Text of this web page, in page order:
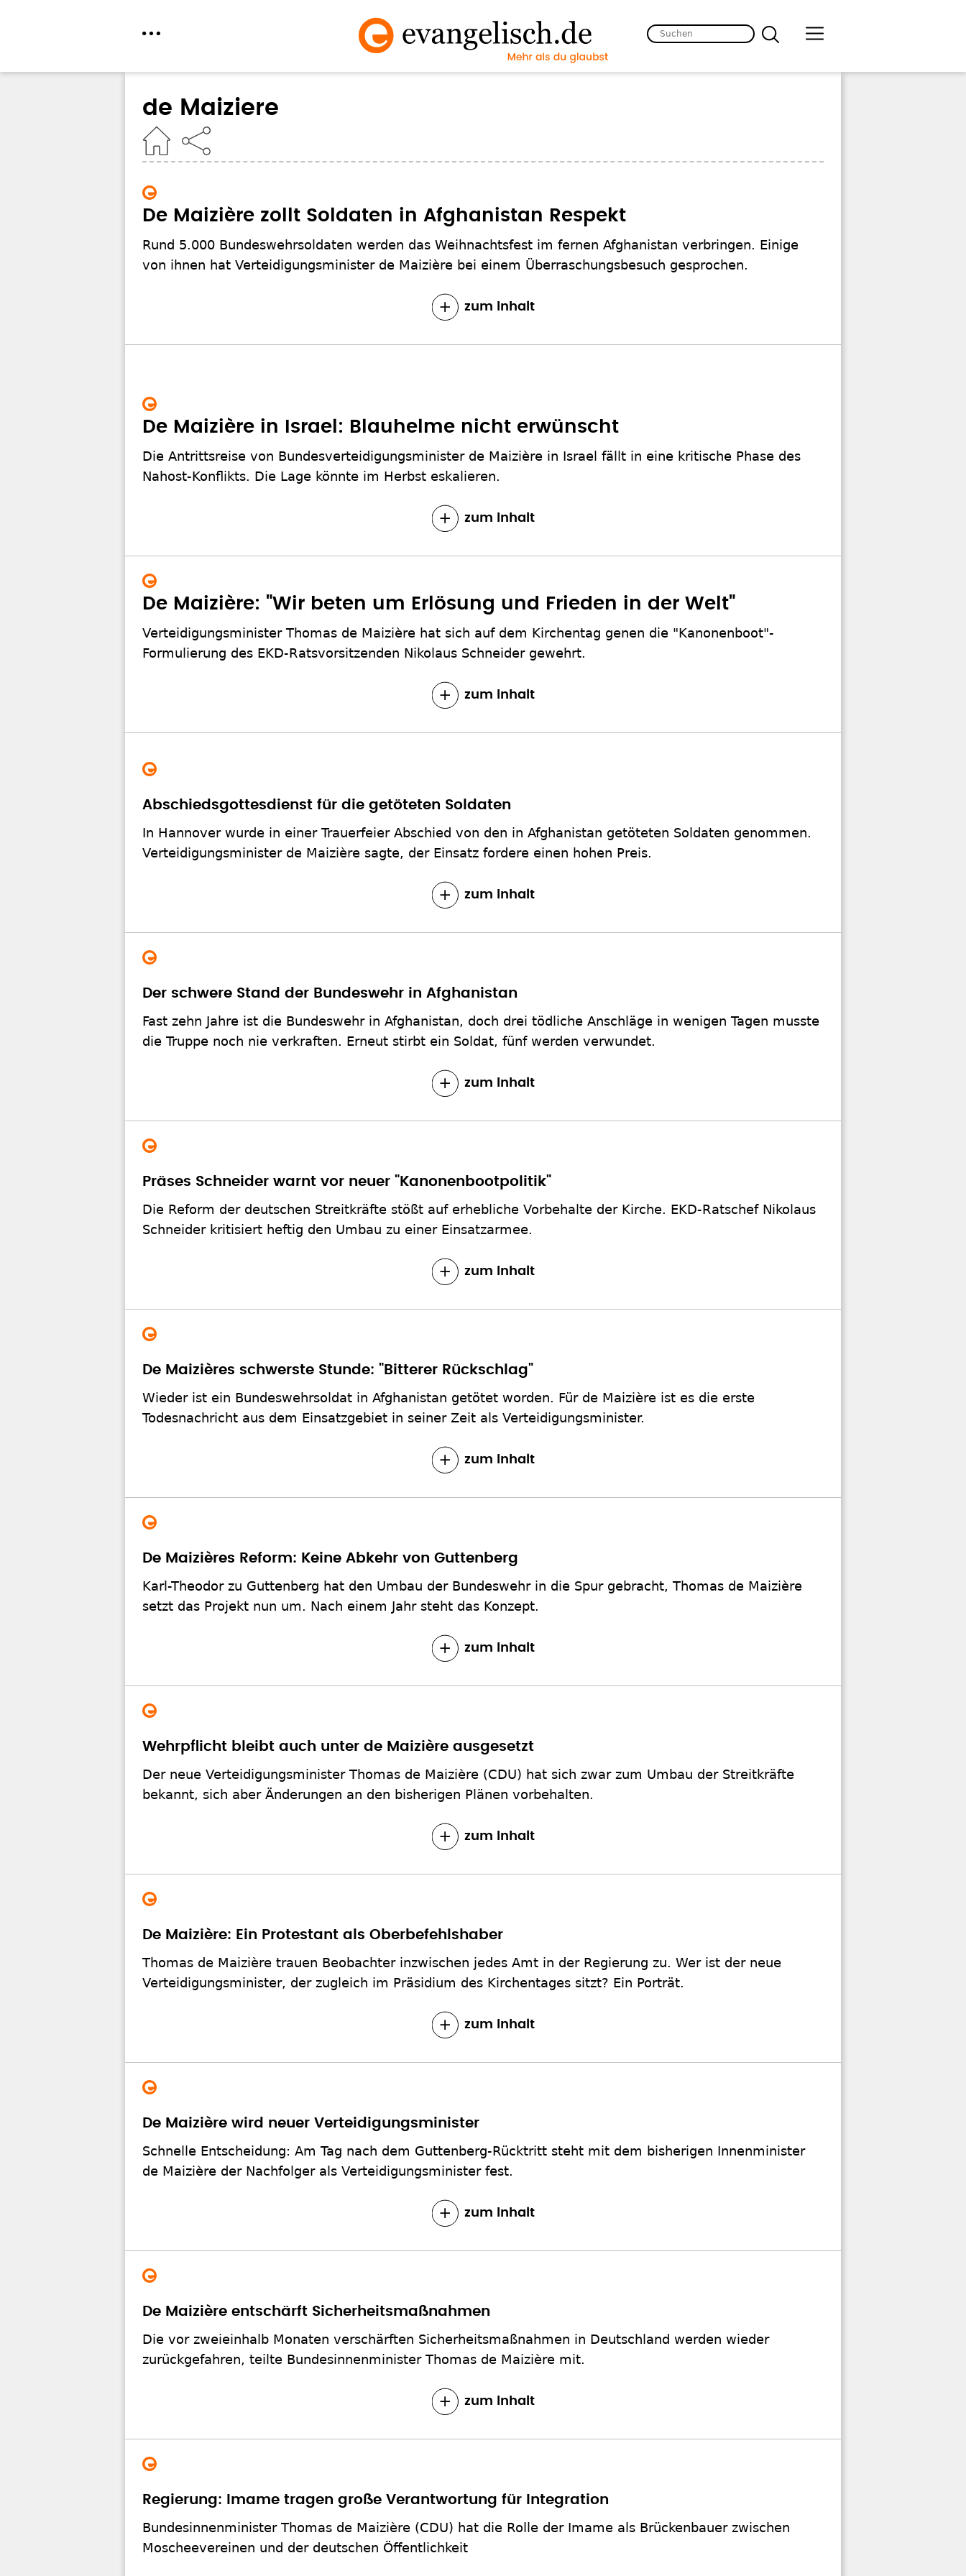
de Maiziere
De Maizière zollt Soldaten in Afghanistan Respekt
Rund 5.000 Bundeswehrsoldaten werden das Weihnachtsfest im fernen Afghanistan verbringen. Einige
von ihnen hat Verteidigungsminister de Maizière bei einem Überraschungsbesuch gesprochen.
zum Inhalt
De Maizière in Israel: Blauhelme nicht erwünscht
Die Antrittsreise von Bundesverteidigungsminister de Maizière in Israel fällt in eine kritische Phase des
Nahost-Konflikts. Die Lage könnte im Herbst eskalieren.
zum Inhalt
De Maizière: "Wir beten um Erlösung und Frieden in der Welt"
Verteidigungsminister Thomas de Maizière hat sich auf dem Kirchentag genen die "Kanonenboot"-
Formulierung des EKD-Ratsvorsitzenden Nikolaus Schneider gewehrt.
zum Inhalt
Abschiedsgottesdienst für die getöteten Soldaten
In Hannover wurde in einer Trauerfeier Abschied von den in Afghanistan getöteten Soldaten genommen.
Verteidigungsminister de Maizière sagte, der Einsatz fordere einen hohen Preis.
zum Inhalt
Der schwere Stand der Bundeswehr in Afghanistan
Fast zehn Jahre ist die Bundeswehr in Afghanistan, doch drei tödliche Anschläge in wenigen Tagen musste
die Truppe noch nie verkraften. Erneut stirbt ein Soldat, fünf werden verwundet.
zum Inhalt
Präses Schneider warnt vor neuer "Kanonenbootpolitik"
Die Reform der deutschen Streitkräfte stößt auf erhebliche Vorbehalte der Kirche. EKD-Ratschef Nikolaus
Schneider kritisiert heftig den Umbau zu einer Einsatzarmee.
zum Inhalt
De Maizières schwerste Stunde: "Bitterer Rückschlag"
Wieder ist ein Bundeswehrsoldat in Afghanistan getötet worden. Für de Maizière ist es die erste
Todesnachricht aus dem Einsatzgebiet in seiner Zeit als Verteidigungsminister.
zum Inhalt
De Maizières Reform: Keine Abkehr von Guttenberg
Karl-Theodor zu Guttenberg hat den Umbau der Bundeswehr in die Spur gebracht, Thomas de Maizière
setzt das Projekt nun um. Nach einem Jahr steht das Konzept.
zum Inhalt
Wehrpflicht bleibt auch unter de Maizière ausgesetzt
Der neue Verteidigungsminister Thomas de Maizière (CDU) hat sich zwar zum Umbau der Streitkräfte
bekannt, sich aber Änderungen an den bisherigen Plänen vorbehalten.
zum Inhalt
De Maizière: Ein Protestant als Oberbefehlshaber
Thomas de Maizière trauen Beobachter inzwischen jedes Amt in der Regierung zu. Wer ist der neue
Verteidigungsminister, der zugleich im Präsidium des Kirchentages sitzt? Ein Porträt.
zum Inhalt
De Maizière wird neuer Verteidigungsminister
Schnelle Entscheidung: Am Tag nach dem Guttenberg-Rücktritt steht mit dem bisherigen Innenminister
de Maizière der Nachfolger als Verteidigungsminister fest.
zum Inhalt
De Maizière entschärft Sicherheitsmaßnahmen
Die vor zweieinhalb Monaten verschärften Sicherheitsmaßnahmen in Deutschland werden wieder
zurückgefahren, teilte Bundesinnenminister Thomas de Maizière mit.
zum Inhalt
Regierung: Imame tragen große Verantwortung für Integration
Bundesinnenminister Thomas de Maizière (CDU) hat die Rolle der Imame als Brückenbauer zwischen
Moscheevereinen und der deutschen Öffentlichkeit